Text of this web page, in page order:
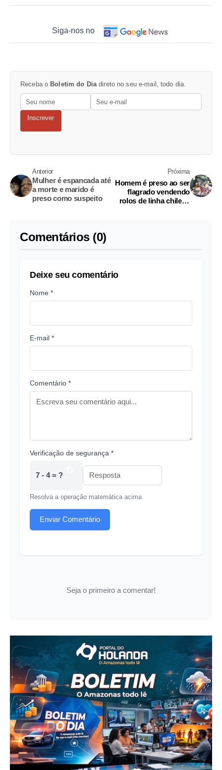
Siga-nos no
Receba o Boletim do Dia direto no seu e-mail, todo dia.
Inscrever
Anterior
Mulher é espancada até
a morte e marido é
preso como suspeito
Próxima
Homem é preso ao ser
flagrado vendendo
rolos de linha chilena
Comentários (0)
Deixe seu comentário
Nome *
E-mail *
Comentário *
Verificação de segurança *
7 - 4 = ?
Resolva a operação matemática acima
Enviar Comentário
Seja o primeiro a comentar!